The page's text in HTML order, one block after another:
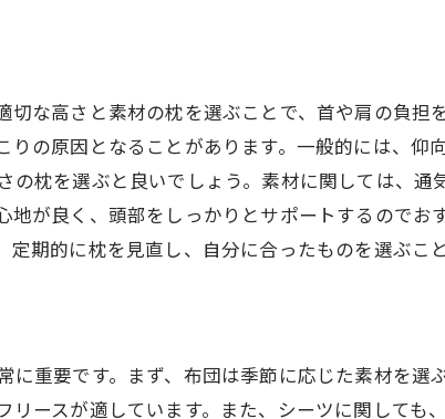
ンとアルコールの影響
のタイミング
際のポイント
時計の関係
テンの重要性
を作るための工夫
な高さと素材の枕を選ぶことで、首や肩の負担
の原因となることがあります。一般的には、仰
枕を選ぶと良いでしょう。素材に関しては、通
が良く、頭部をしっかりとサポートするのでお
期的に枕を見直し、自分に合ったものを選ぶこと
重要です。まず、布団は季節に応じた素材を選
ースが適しています。また、シーツに関しても